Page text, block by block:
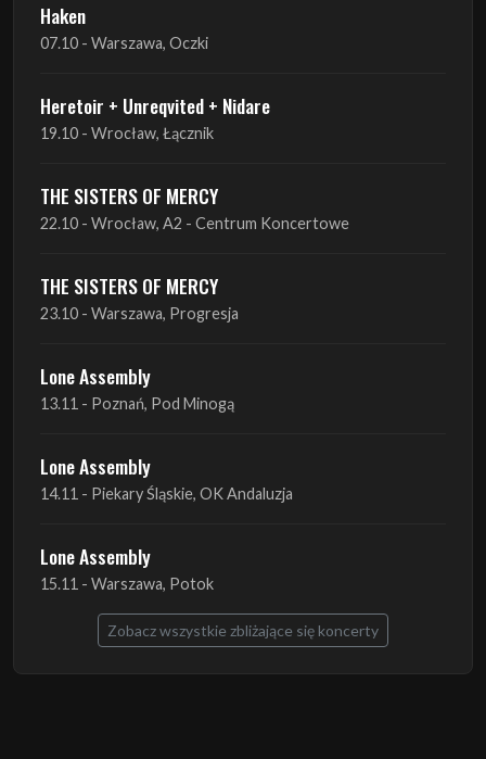
Haken
07.10 - Warszawa, Oczki
Heretoir + Unreqvited + Nidare
19.10 - Wrocław, Łącznik
THE SISTERS OF MERCY
22.10 - Wrocław, A2 - Centrum Koncertowe
THE SISTERS OF MERCY
23.10 - Warszawa, Progresja
Lone Assembly
13.11 - Poznań, Pod Minogą
Lone Assembly
14.11 - Piekary Śląskie, OK Andaluzja
Lone Assembly
15.11 - Warszawa, Potok
Zobacz wszystkie zbliżające się koncerty